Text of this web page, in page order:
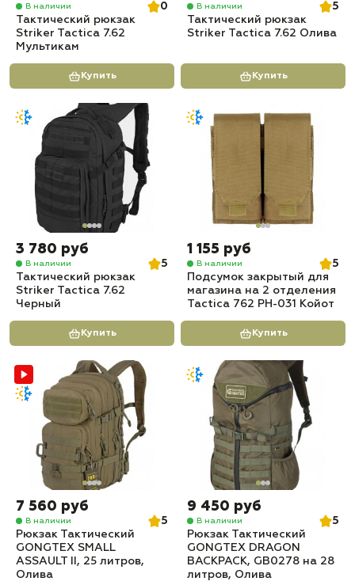
В наличии
0
Тактический рюкзак
Striker Tactica 7.62
Мультикам
Купить
В наличии
5
Тактический рюкзак
Striker Tactica 7.62 Олива
Купить
3 780 руб
В наличии
5
Тактический рюкзак
Striker Tactica 7.62
Черный
Купить
1 155 руб
В наличии
5
Подсумок закрытый для
магазина на 2 отделения
Tactica 762 PH-031 Койот
Купить
7 560 руб
В наличии
5
Рюкзак Тактический
GONGTEX SMALL
ASSAULT II, 25 литров,
Олива
9 450 руб
В наличии
5
Рюкзак Тактический
GONGTEX DRAGON
BACKPACK, GB0278 на 28
литров, Олива